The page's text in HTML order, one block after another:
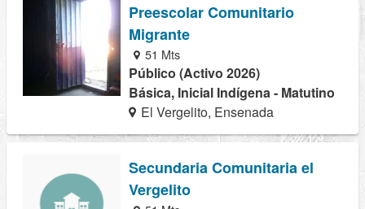
Preescolar Comunitario
Migrante
51 Mts
Público (Activo 2026)
Básica, Inicial Indígena - Matutino
El Vergelito, Ensenada
Secundaria Comunitaria el
Vergelito